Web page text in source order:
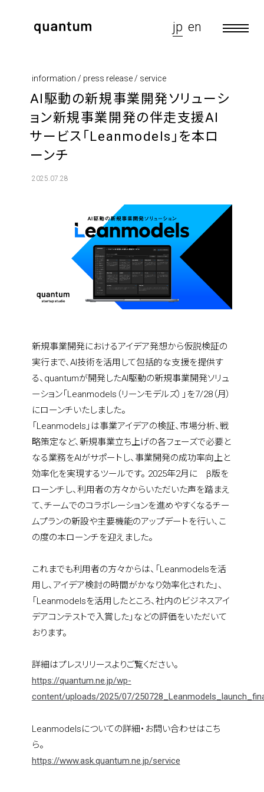
jp en
who we are
information / press release / service
AI駆動の新規事業開発ソリューシ
ョン新規事業開発の伴走支援AI
サービス「Leanmodels」を本ロ
ーンチ
2025.07.28
新規事業開発におけるアイデア発想から仮説検証の
実行まで、AI技術を活用して包括的な支援を提供す
る、quantumが開発したAI駆動の新規事業開発ソリュ
ーション「Leanmodels（リーンモデルズ）」を7/28（月）
にローンチいたしました。
「Leanmodels」は事業アイデアの検証、市場分析、戦
略策定など、新規事業立ち上げの各フェーズで必要と
なる業務をAIがサポートし、事業開発の成功率向上と
効率化を実現するツールです。 2025年2月に　β版を
ローンチし、利用者の方々からいただいた声を踏まえ
て、チームでのコラボレーションを進めやすくなるチー
ムプランの新設や主要機能のアップデートを行い、こ
の度の本ローンチを迎えました。
これまでも利用者の方々からは、「Leanmodelsを活
用し、アイデア検討の時間がかなり効率化された」、
「Leanmodelsを活用したところ、社内のビジネスアイ
デアコンテストで入賞した」などの評価をいただいて
おります。
詳細はプレスリリースよりご覧ください。
https://quantum.ne.jp/wp-
content/uploads/2025/07/
Leanmodelsについての詳細・お問い合わせはこち
ら。
https://www.ask.quantum.ne.jp/service